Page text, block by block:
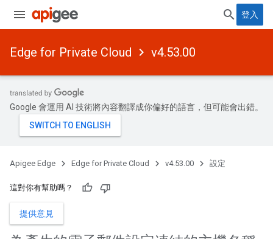
登入
Edge for Private Cloud v4.53.00
Google 會運用 AI 技術將內容翻譯成你偏好的語言，但可能會出錯。
Apigee Edge Edge for Private Cloud v4.53.00 設定
這對你有幫助嗎？
提供意見